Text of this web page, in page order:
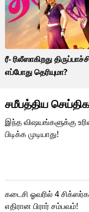
ரீ- ரிலீஸாகிறது
எப்போது தெரியுமா?
சமீபத்திய
இந்த விஷயங்களுக்கு
பிடிக்க முடியாது!
கடைசி ஓவரில் 4
எதிரான பிரார் சம்பவம்!